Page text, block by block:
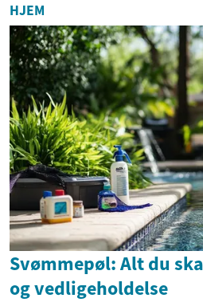
HJEM
Svømmepøl: Alt du
og vedligeholdelse